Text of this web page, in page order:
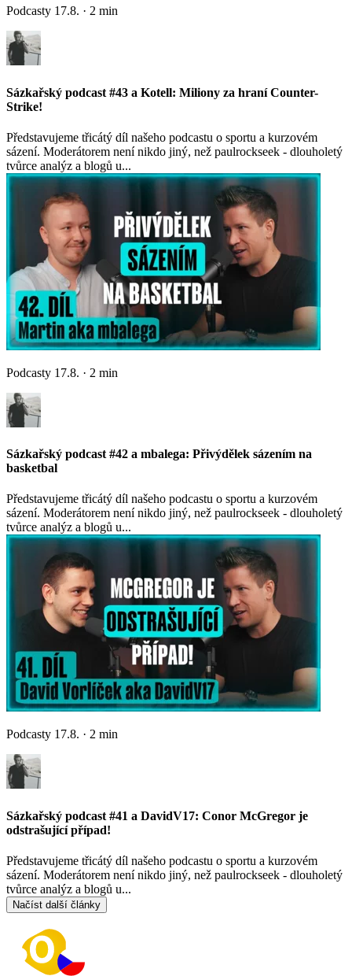
Podcasty 17.8. · 2 min
Sázkařský podcast #43 a Kotell: Miliony za hraní Counter-
Strike!
Představujeme třicátý díl našeho podcastu o sportu a kurzovém
sázení. Moderátorem není nikdo jiný, než paulrockseek - dlouholetý
tvůrce analýz a blogů u...
Podcasty 17.8. · 2 min
Sázkařský podcast #42 a mbalega: Přivýdělek sázením na
basketbal
Představujeme třicátý díl našeho podcastu o sportu a kurzovém
sázení. Moderátorem není nikdo jiný, než paulrockseek - dlouholetý
tvůrce analýz a blogů u...
Podcasty 17.8. · 2 min
Sázkařský podcast #41 a DavidV17: Conor McGregor je
odstrašující případ!
Představujeme třicátý díl našeho podcastu o sportu a kurzovém
sázení. Moderátorem není nikdo jiný, než paulrockseek - dlouholetý
tvůrce analýz a blogů u...
Načíst další články